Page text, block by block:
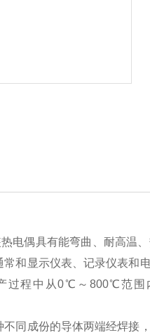
电偶具有能弯曲、耐高温
和显示仪表、记录仪表和
过程中从0℃～800℃范围
同成份的导体两端经焊接